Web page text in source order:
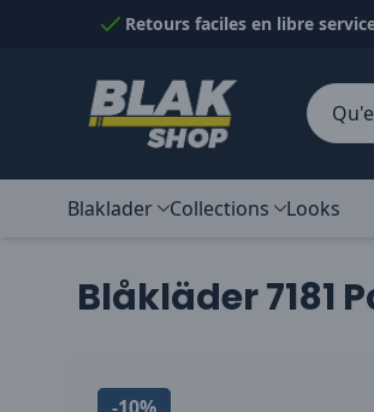
Passer au contenuRetours faciles en libre
Blaklader Collections Looks
Blåkläder 7181